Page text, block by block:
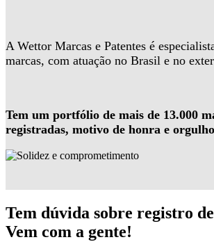
A Wettor Marcas e Patentes é
marcas, com atuação no Brasil e no
Tem um portfólio de mais de 13.000
registradas, motivo de honra e
Tem dúvida sobre registro
Vem com a gente!